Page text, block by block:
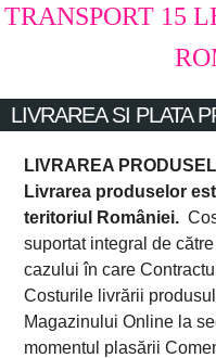
TRANSPORT 15
LIVRAREA SI PLATA
LIVRAREA
Livrarea produselor
teritoriul României.
suportat integral de
cazului în care
Costurile livrării
Magazinului Online la
momentul plasării